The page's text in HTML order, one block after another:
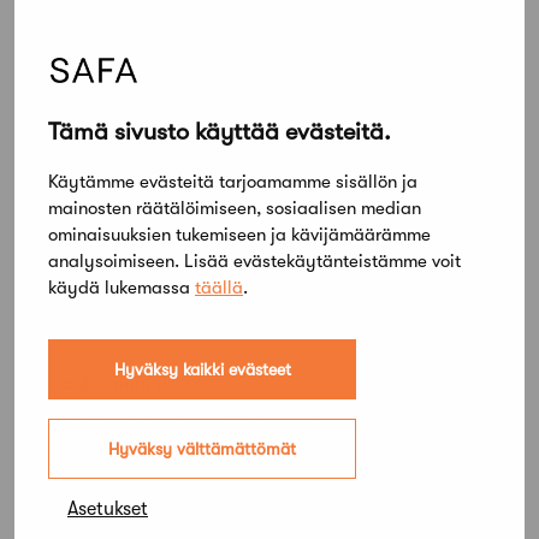
Tämä sivusto käyttää evästeitä.
Käytämme evästeitä tarjoamamme sisällön ja
mainosten räätälöimiseen, sosiaalisen median
ominaisuuksien tukemiseen ja kävijämäärämme
analysoimiseen. Lisää evästekäytänteistämme voit
käydä lukemassa täällä.
Hyväksy kaikki evästeet
Hyväksy välttämättömät
Asetukset
25 toukokuun, 2022
2023 ratkeavien yleisen kilpailujen
verovapaudet haettava nyt